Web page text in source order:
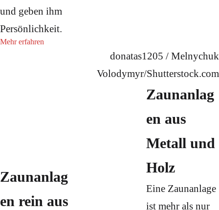
und geben ihm
Persönlichkeit.
Mehr erfahren
donatas1205 / Melnychuk
Volodymyr/Shutterstock.com
Zaunanlag
en rein aus
Zaunanlag
en aus
Metall und
Holz
Eine Zaunanlage
ist mehr als nur